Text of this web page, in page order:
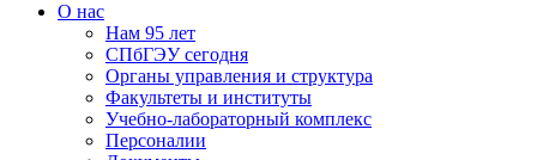
О нас
Нам 95 лет
СПбГЭУ сегодня
Органы управления и структура
Факультеты и институты
Учебно-лабораторный комплекс
Персоналии